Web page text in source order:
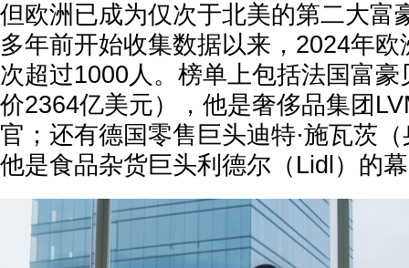
但欧洲已成为仅次于北美的第二大富
多年前开始收集数据以来，2024年
次超过1000人。榜单上包括法国富豪
价2364亿美元），他是奢侈品集团
官；还有德国零售巨头迪特·施瓦茨
他是食品杂货巨头利德尔（Lidl）的